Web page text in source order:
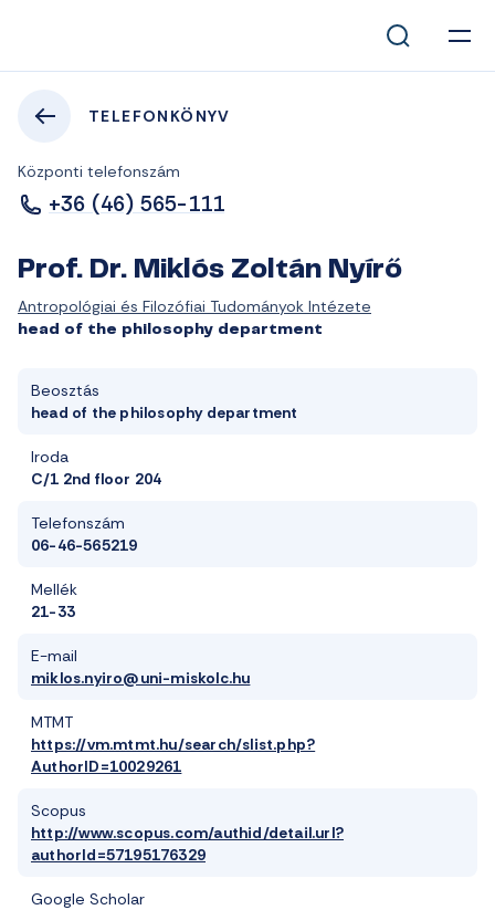
TELEFONKÖNYV
Központi telefonszám
+36 (46) 565-111
Prof. Dr. Miklós Zoltán Nyírő
Antropológiai és Filozófiai Tudományok Intézete
head of the philosophy department
Beosztás
head of the philosophy department
Iroda
C/1 2nd floor 204
Telefonszám
06-46-565219
Mellék
21-33
E-mail
miklos.nyiro@uni-miskolc.hu
MTMT
https://vm.mtmt.hu/search/slist.php?
AuthorID=10029261
Scopus
http://www.scopus.com/authid/detail.url?
authorId=57195176329
Google Scholar